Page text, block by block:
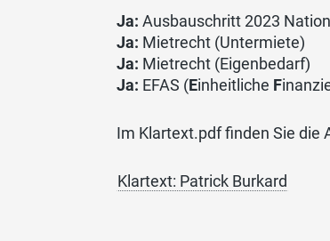
Ja: Ausbauschritt 2023
Ja: Mietrecht (Untermiete)
Ja: Mietrecht (Eigenbedarf)
Ja: EFAS (Einheitliche F
Im Klartext.pdf finden Sie die
Klartext: Patrick Burkard